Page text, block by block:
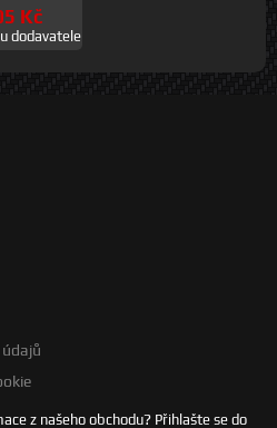
Kč
dodavatele
z našeho obchodu? Přihlašte se do